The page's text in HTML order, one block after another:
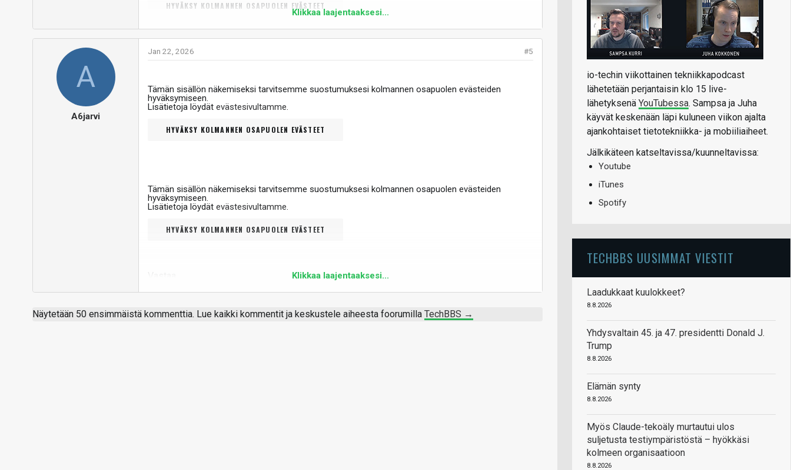
HYVÄKSY KOLMANNEN OSAPUOLEN EVÄSTEET
Linkki: https://www.youtube.com/watch?v=BehSBMGVtrY
Klikkaa laajentaaksesi...
A
A6jarvi
#5
Jan 22, 2026
Tämän sisällön näkemiseksi tarvitsemme suostumuksesi kolmannen osapuolen evästeiden
hyväksymiseen.
Lisätietoja löydät evästesivultamme.
HYVÄKSY KOLMANNEN OSAPUOLEN EVÄSTEET
Tämän sisällön näkemiseksi tarvitsemme suostumuksesi kolmannen osapuolen evästeiden
hyväksymiseen.
Lisätietoja löydät evästesivultamme.
HYVÄKSY KOLMANNEN OSAPUOLEN EVÄSTEET
Klikkaa laajentaaksesi...
Näytetään 50 ensimmäistä kommenttia. Lue kaikki kommentit ja keskustele aiheesta foorumilla TechBBS →
io-techin viikottainen tekniikkapodcast
lähetetään perjantaisin klo 15 live-
lähetyksenä YouTubessa. Sampsa ja Juha
käyvät keskenään läpi kuluneen viikon ajalta
ajankohtaiset tietotekniikka- ja mobiiliaiheet.
Jälkikäteen katseltavissa/kuunneltavissa:
Youtube
iTunes
Spotify
TECHBBS UUSIMMAT VIESTIT
Laadukkaat kuulokkeet?
8.8.2026
Yhdysvaltain 45. ja 47. presidentti Donald J.
Trump
8.8.2026
Elämän synty
8.8.2026
Myös Claude-tekoäly murtautui ulos
suljetusta testiympäristöstä – hyökkäsi
kolmeen organisaatioon
8.8.2026